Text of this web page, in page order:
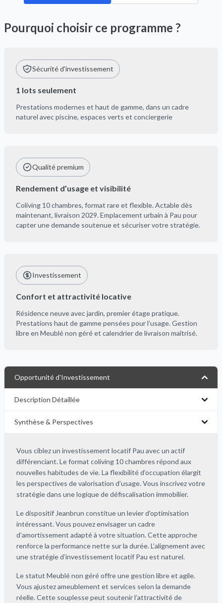
Pourquoi choisir ce programme ?
Sécurité d'investissement
1 lots seulement
Prestations modernes et haut de gamme, dans un cadre
naturel avec piscine, espaces verts et conciergerie
Qualité premium
Rendement d’usage et visibilité
Coliving 10 chambres, format rare et flexible. Actable dès
maintenant, livraison 2029. Emplacement urbain à Pau pour
capter une demande soutenue et sécuriser votre stratégie.
Investissement
Confort et attractivité locative
Résidence neuve avec jardin, premier étage pratique.
Prestations haut de gamme pensées pour l’usage. Gestion
libre en Meublé non géré et calendrier de livraison maîtrisé.
Opportunité d'Investissement
Description Détaillée
Synthèse & Perspectives
Vous ciblez un investissement locatif Pau avec un actif
différenciant. Le format coliving 10 chambres répond aux
nouvelles habitudes de vie. La flexibilité d’occupation élargit
les perspectives de valorisation d’usage. Vous inscrivez votre
stratégie dans une logique de défiscalisation immobilier.
Le dispositif Jeanbrun constitue un levier d’optimisation
intéressant. Vous pouvez envisager un cadre
d’amortissement adapté à votre situation. Cette approche
renforce la performance nette sur la durée. L’alignement avec
une stratégie d’investissement locatif Pau est naturel.
Le statut Meublé non géré offre une gestion libre et agile.
Vous ajustez ameublement et services selon la demande
réelle. Cette souplesse peut soutenir l’attractivité de